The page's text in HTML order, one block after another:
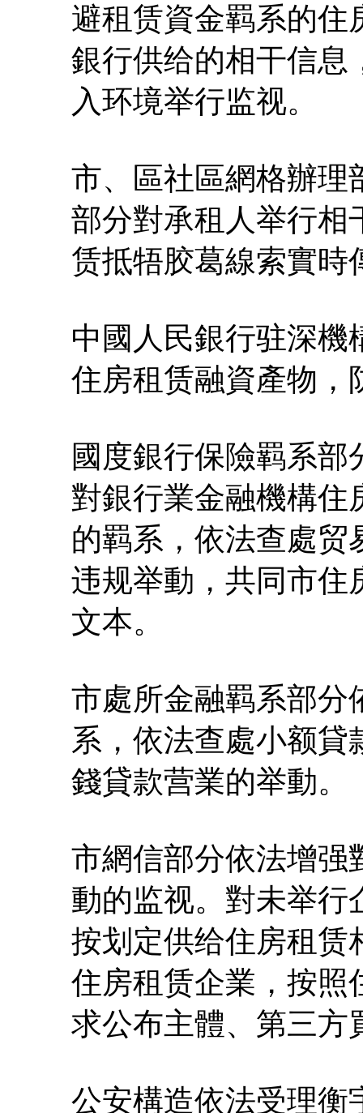
避租赁資金羁系的住
銀行供给的相干信息
入环境举行监视。
市、區社區網格辦理
部分對承租人举行相
赁抵牾胶葛線索實時
中國人民銀行驻深機
住房租赁融資產物，
國度銀行保險羁系
對銀行業金融機構住
的羁系，依法查處贸
违规举動，共同市住
文本。
市處所金融羁系部分
系，依法查處小额
錢貸款营業的举動。
市網信部分依法增强
動的监视。對未举行
按划定供给住房租赁
住房租赁企業，按照
求公布主體、第三方
公安構造依法受理衡